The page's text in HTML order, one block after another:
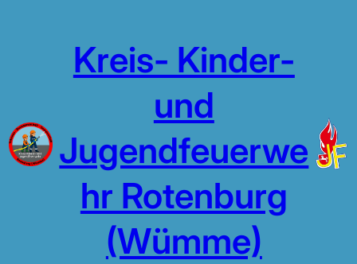
Kreis- Kinder-
und
Jugendfeuerwe
hr Rotenburg
(Wümme)